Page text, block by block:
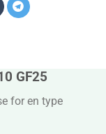
GF25
for en type